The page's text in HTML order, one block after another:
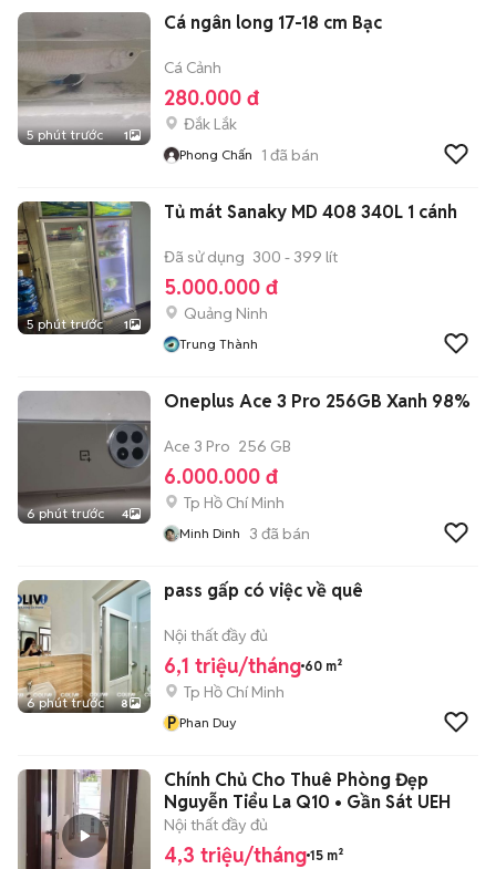
5 phút trước 1
Cá ngân long 17-18 cm Bạc
Cá Cảnh
280.000 đ
Đắk Lắk
Phong Chấn 1 đã bán
5 phút trước 1
Tủ mát Sanaky MD 408 340L 1 cánh
Đã sử dụng 300 - 399 lít
5.000.000 đ
Quảng Ninh
Trung Thành
6 phút trước 4
Oneplus Ace 3 Pro 256GB Xanh 98%
Ace 3 Pro 256 GB
6.000.000 đ
Tp Hồ Chí Minh
Minh Dinh 3 đã bán
6 phút trước 8
pass gấp có việc về quê
Nội thất đầy đủ
6,1 triệu/tháng 60 m²
Tp Hồ Chí Minh
P Phan Duy
Chính Chủ Cho Thuê Phòng Đẹp
Nguyễn Tiểu La Q10 • Gần Sát UEH
Nội thất đầy đủ
4,3 triệu/tháng 15 m²